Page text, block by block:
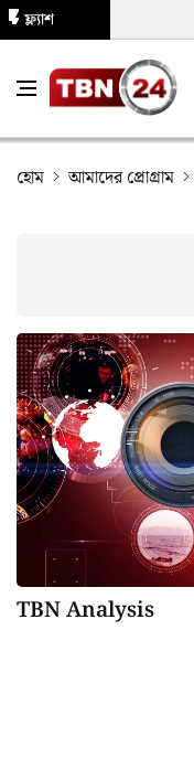
ফ্ল্যাশ
হোম আমাদের প্রোগ্রাম
TBN Analysis